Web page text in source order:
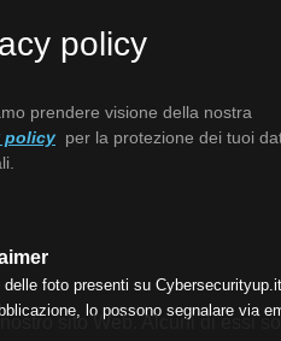
policy
prendere visione della nostra
policy per la protezione dei tuoi
delle foto presenti su
lo possono segnalare via
sito Web. Alcuni di essi